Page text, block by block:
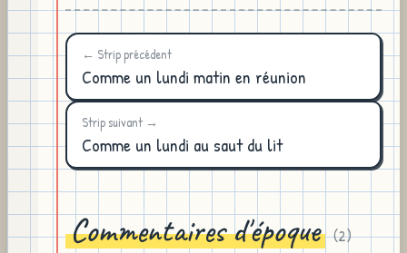
← Strip précédent
Comme un lundi matin en réunion
Strip suivant →
Comme un lundi au saut du lit
Commentaires d'époque (2)